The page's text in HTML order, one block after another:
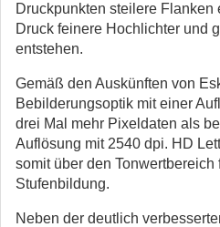
Druckpunkten steilere Flanken
Druck feinere Hochlichter und
entstehen.
Gemäß den Auskünften von
Bebilderungsoptik mit einer
drei Mal mehr Pixeldaten als
Auflösung mit 2540 dpi. HD
somit über den
Stufenbildung.
Neben der deutlich